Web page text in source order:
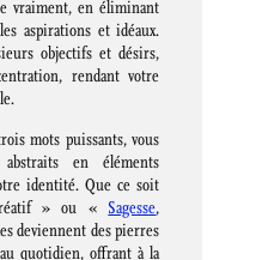
vraiment, en éliminant
aspirations et idéaux.
objectifs et désirs,
rendant votre
mots puissants, vous
en éléments
identité. Que ce soit
» ou « Sagesse,
deviennent des pierres
quotidien, offrant à la